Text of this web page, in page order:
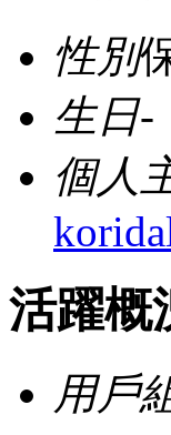
性別
生日-
個人
活躍概
用戶